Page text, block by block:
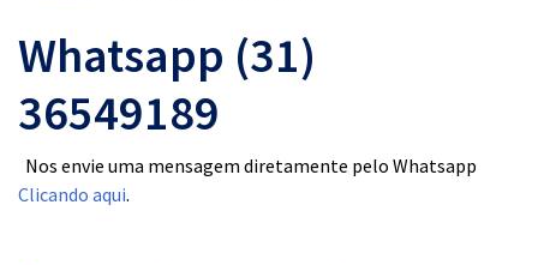
Whatsapp (31)
36549189
Nos envie uma mensagem diretamente pelo Whatsapp
Clicando aqui.